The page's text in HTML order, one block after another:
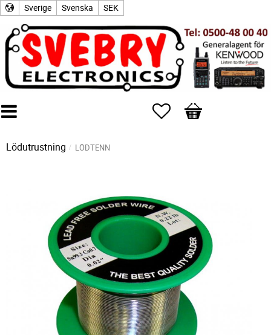
Sverige Svenska SEK
Favoriter
Kundvagn
Lödutrustning LÖDTENN